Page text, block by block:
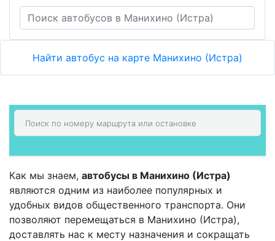
Найти автобус на карте Манихино (Истра)
Как мы знаем, автобусы в Манихино (Истра)
являются одним из наиболее популярных и
удобных видов общественного транспорта. Они
позволяют перемещаться в Манихино (Истра),
доставлять нас к месту назначения и сокращать